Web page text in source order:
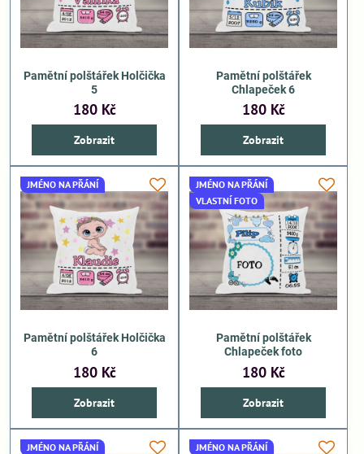
Pamětní polštářek Holčička
5
180 Kč
Zobrazit
Pamětní polštářek
Chlapeček 6
180 Kč
Zobrazit
JMÉNO NA PŘÁNÍ
Pamětní polštářek Holčička
6
180 Kč
Zobrazit
JMÉNO NA PŘÁNÍ
VLASTNÍ FOTO
Pamětní polštářek
Chlapeček foto
180 Kč
Zobrazit
JMÉNO NA PŘÁNÍ
JMÉNO NA PŘÁNÍ